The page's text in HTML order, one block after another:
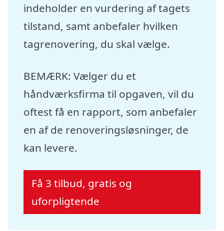
indeholder en vurdering af tagets
tilstand, samt anbefaler hvilken
tagrenovering, du skal vælge.
BEMÆRK: Vælger du et
håndværksfirma til opgaven, vil du
oftest få en rapport, som anbefaler
en af de renoveringsløsninger, de
kan levere.
Få 3 tilbud, gratis og
uforpligtende